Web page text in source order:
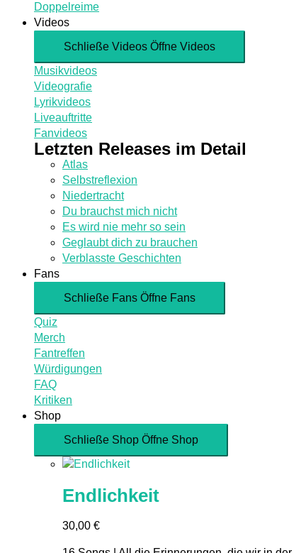
Doppelreime
Videos
Schließe Videos Öffne Videos
Musikvideos
Videografie
Lyrikvideos
Liveauftritte
Fanvideos
Letzten Releases im Detail
Atlas
Selbstreflexion
Niedertracht
Du brauchst mich nicht
Es wird nie mehr so sein
Geglaubt dich zu brauchen
Verblasste Geschichten
Fans
Schließe Fans Öffne Fans
Quiz
Merch
Fantreffen
Würdigungen
FAQ
Kritiken
Shop
Schließe Shop Öffne Shop
Endlichkeit
30,00 €